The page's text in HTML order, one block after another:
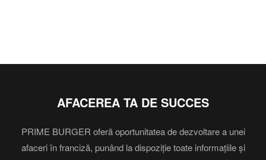
AFACEREA TA DE SUCCES
PRIME BURGER oferă oportunitatea de dezvoltare a unei
afaceri în franciză, punând la dispoziție toate informațiile și